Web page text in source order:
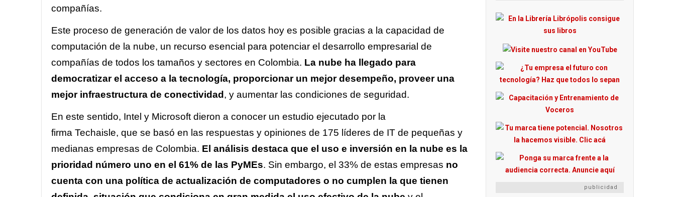
compañías.
Este proceso de generación de valor de los datos hoy es posible gracias a la capacidad de
computación de la nube, un recurso esencial para potenciar el desarrollo empresarial de
compañías de todos los tamaños y sectores en Colombia. La nube ha llegado para
democratizar el acceso a la tecnología, proporcionar un mejor desempeño, proveer una
mejor infraestructura de conectividad , y aumentar las condiciones de seguridad.
En este sentido, Intel y Microsoft dieron a conocer un estudio ejecutado por la
firma Techaisle, que se basó en las respuestas y opiniones de 175 líderes de IT de pequeñas y
medianas empresas de Colombia. El análisis destaca que el uso e inversión en la nube es la
prioridad número uno en el 61% de las PyMEs. Sin embargo, el 33% de estas empresas no
cuenta con una política de actualización de computadores o no cumplen la que tienen
publicidad